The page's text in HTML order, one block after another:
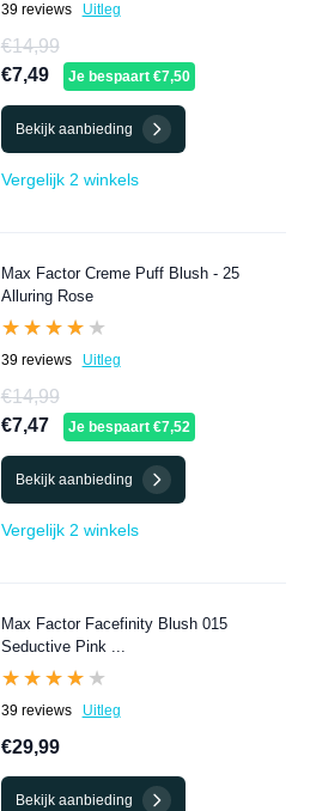
39 reviews Uitleg
€14,99
€7,49
Je bespaart €7,50
Bekijk aanbieding
Vergelijk 2 winkels
Max Factor Creme Puff Blush - 25
Alluring Rose
★★★★★
★★★★★
39 reviews Uitleg
€14,99
€7,47
Je bespaart €7,52
Bekijk aanbieding
Vergelijk 2 winkels
Max Factor Facefinity Blush 015
Seductive Pink ...
★★★★★
★★★★★
39 reviews Uitleg
€29,99
Bekijk aanbieding